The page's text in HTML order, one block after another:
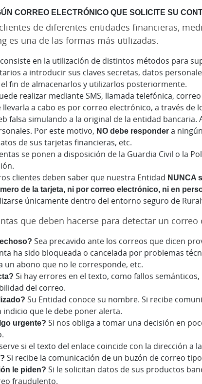
CORREO ELECTRÓNICO QUE SOLICITE SU
de diferentes entidades financieras,
es una de las formas más utilizadas.
en la utilización de distintos métodos para
a introducir sus claves secretas, datos
fin de almacenarlos y utilizarlos posteriormente.
realizar mediante SMS, llamada telefónica,
a cabo es por correo electrónico, a través de
falsa simulando a la original de la entidad
Por este motivo, NO debe respondera
de sus tarjetas financieras, etc.
se ponen a disposición de la Guardia Civil o la
clientes deben saber que nuestra Entidad NUNCA
de la tarjeta, ni por correo electrónico, ni en
únicamente dentro del entorno seguro de
que deben hacerse para detectar un
Sea precavido ante los correos que dicen
ha sido bloqueada o cancelada por problemas
un abono que no le corresponde, etc.
Si hay errores en el texto, como fallos
del correo.
Su Entidad conoce su nombre. Si recibe
indicio que le debe poner alerta.
urgente? Si nos obliga a tomar una decisión en
si el texto del enlace coincide con la dirección a
Si recibe la comunicación de un buzón de correo
le piden? Si le solicitan datos de sus productos
fraudulento.